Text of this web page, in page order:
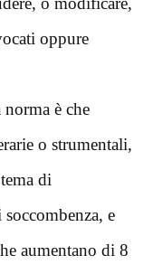
oppure
è che
o strumentali,
di
e
aumentano di 8